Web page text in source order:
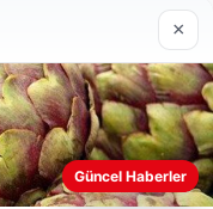
×
Güncel Haberler